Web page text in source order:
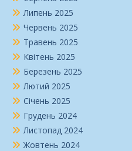
Липень 2025
Червень 2025
Травень 2025
Квітень 2025
Березень 2025
Лютий 2025
Січень 2025
Грудень 2024
Листопад 2024
Жовтень 2024